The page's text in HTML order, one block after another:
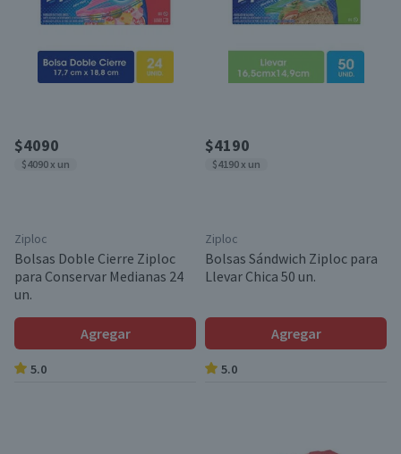
$4090
$4090 x un
Ziploc
Bolsas Doble Cierre Ziploc
para Conservar Medianas 24
un.
Agregar
5.0
$4190
$4190 x un
Ziploc
Bolsas Sándwich Ziploc para
Llevar Chica 50 un.
Agregar
5.0